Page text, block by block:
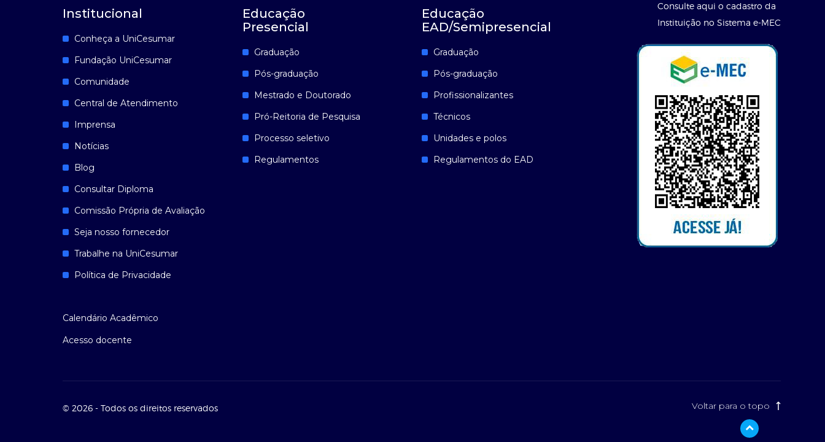
Institucional
Conheça a UniCesumar
Fundação UniCesumar
Comunidade
Central de Atendimento
Imprensa
Notícias
Blog
Consultar Diploma
Comissão Própria de Avaliação
Seja nosso fornecedor
Trabalhe na UniCesumar
Política de Privacidade
Calendário Acadêmico
Acesso docente
Educação
Presencial
Graduação
Pós-graduação
Mestrado e Doutorado
Pró-Reitoria de Pesquisa
Processo seletivo
Regulamentos
Educação
EAD/Semipresencial
Graduação
Pós-graduação
Profissionalizantes
Técnicos
Unidades e polos
Regulamentos do EAD
Consulte aqui o cadastro da
Instituição no Sistema e-MEC
© 2026 - Todos os direitos reservados Voltar para o topo